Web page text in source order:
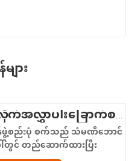
ား
ဒေါင်လိုက်အလွှာပါးခြောက်စက်ရုံ
စည်းပုံ စက်သည် သံမဏိဘောင်
တွင် တည်ဆောက်ထားပြီး